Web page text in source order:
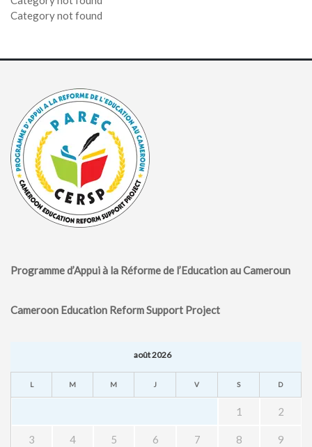
Category not found
Programme d’Appui à la Réforme de l’Education au Cameroun
Cameroon Education Reform Support Project
août 2026
L M M J V S D
1 2
3 4 5 6 7 8 9